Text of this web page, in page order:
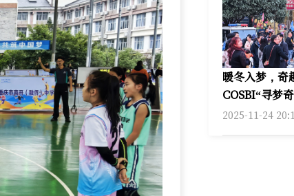
暖冬入梦，奇
COSBI“寻梦
2025-11-24